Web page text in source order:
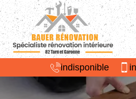
indisponible